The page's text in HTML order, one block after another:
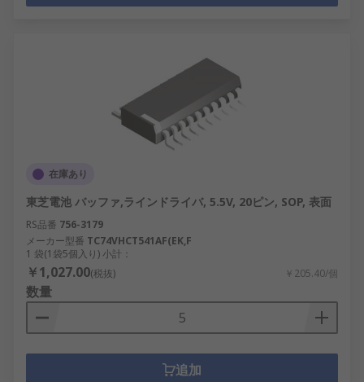
在庫あり
東芝電池 バッファ,ラインドライバ, 5.5V, 20ピン, SOP, 表面
RS品番 756-3179
メーカー型番 TC74VHCT541AF(EK,F
1 袋(1袋5個入り) 小計：
￥1,027.00(税抜) ￥205.40/個
数量
追加